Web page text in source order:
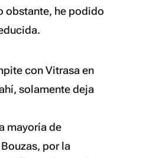
obstante, he podido
con Vitrasa en
solamente deja
mayoría de
por la